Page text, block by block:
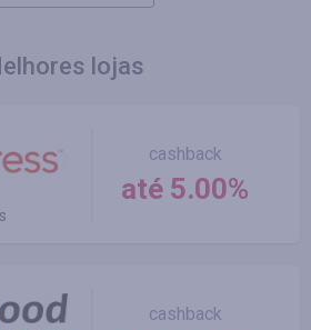
lojas
cashback
até 5.00%
cashback